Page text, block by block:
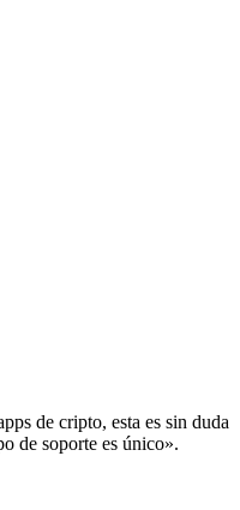
de cripto, esta es sin duda
de soporte es único».